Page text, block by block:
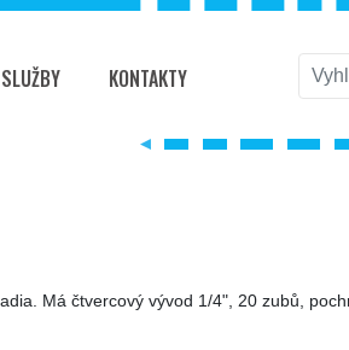
SLUŽBY KONTAKTY
Má čtvercový vývod 1/4", 20 zubů,